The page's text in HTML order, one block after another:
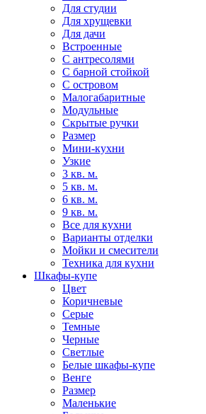
Для студии
Для хрущевки
Для дачи
Встроенные
С антресолями
С барной стойкой
С островом
Малогабаритные
Модульные
Скрытые ручки
Размер
Мини-кухни
Узкие
3 кв. м.
5 кв. м.
6 кв. м.
9 кв. м.
Все для кухни
Варианты отделки
Мойки и смесители
Техника для кухни
Шкафы-купе
Цвет
Коричневые
Серые
Темные
Черные
Светлые
Белые шкафы-купе
Венге
Размер
Маленькие